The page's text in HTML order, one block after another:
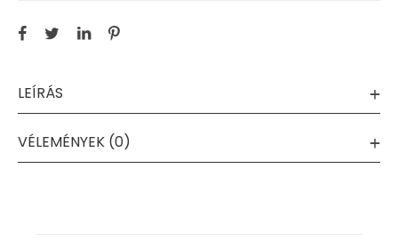
LEÍRÁS
VÉLEMÉNYEK (0)